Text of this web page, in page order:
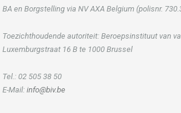
BA en Borgstelling via NV AXA Belgium (polisnr.
Toezichthoudende autoriteit: Beroepsinstituut van
Luxemburgstraat 16 B te 1000 Brussel
Tel.: 02 505 38 50
E-Mail: info@biv.be